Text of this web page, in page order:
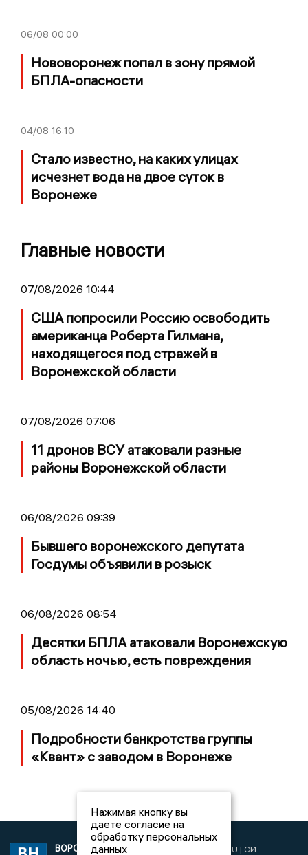
06/08 00:00
Нововоронеж попал в зону прямой
БПЛА-опасности
04/08 16:10
Стало известно, на каких улицах
исчезнет вода на двое суток в
Воронеже
Главные новости
07/08/2026 10:44
США попросили Россию освободить
американца Роберта Гилмана,
находящегося под стражей в
Воронежской области
07/08/2026 07:06
11 дронов ВСУ атаковали разные
районы Воронежской области
06/08/2026 09:39
Бывшего воронежского депутата
Госдумы объявили в розыск
06/08/2026 08:54
Десятки БПЛА атаковали Воронежскую
область ночью, есть повреждения
05/08/2026 14:40
Подробности банкротства группы
«Квант» с заводом в Воронеже
ВОРОНЕЖСКИЕ2019 © VORONEZHNEWS.RU | СИ
Нажимая кнопку вы
даете согласие на
обработку персональных
данных